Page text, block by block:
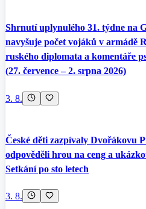
Shrnutí uplynulého 31. týdne na
navyšuje počet vojáků v armádě
ruského diplomata a komentáře
(27. července – 2. srpna 2026)
3. 8.
České děti zazpívaly Dvořákovu
odpověděli hrou na ceng a
Setkání po sto letech
3. 8.